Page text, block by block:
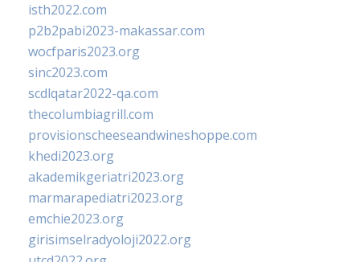
isth2022.com
p2b2pabi2023-makassar.com
wocfparis2023.org
sinc2023.com
scdlqatar2022-qa.com
thecolumbiagrill.com
provisionscheeseandwineshoppe.com
khedi2023.org
akademikgeriatri2023.org
marmarapediatri2023.org
emchie2023.org
girisimselradyoloji2022.org